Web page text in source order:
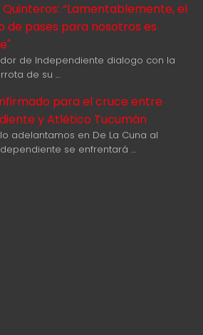
“Lamentablemente, el
de pases para nosotros es
de Independiente dialogo con la
de su …
para el cruce entre
y Atlético Tucumán
adelantamos en De La Cuna al
se enfrentará …